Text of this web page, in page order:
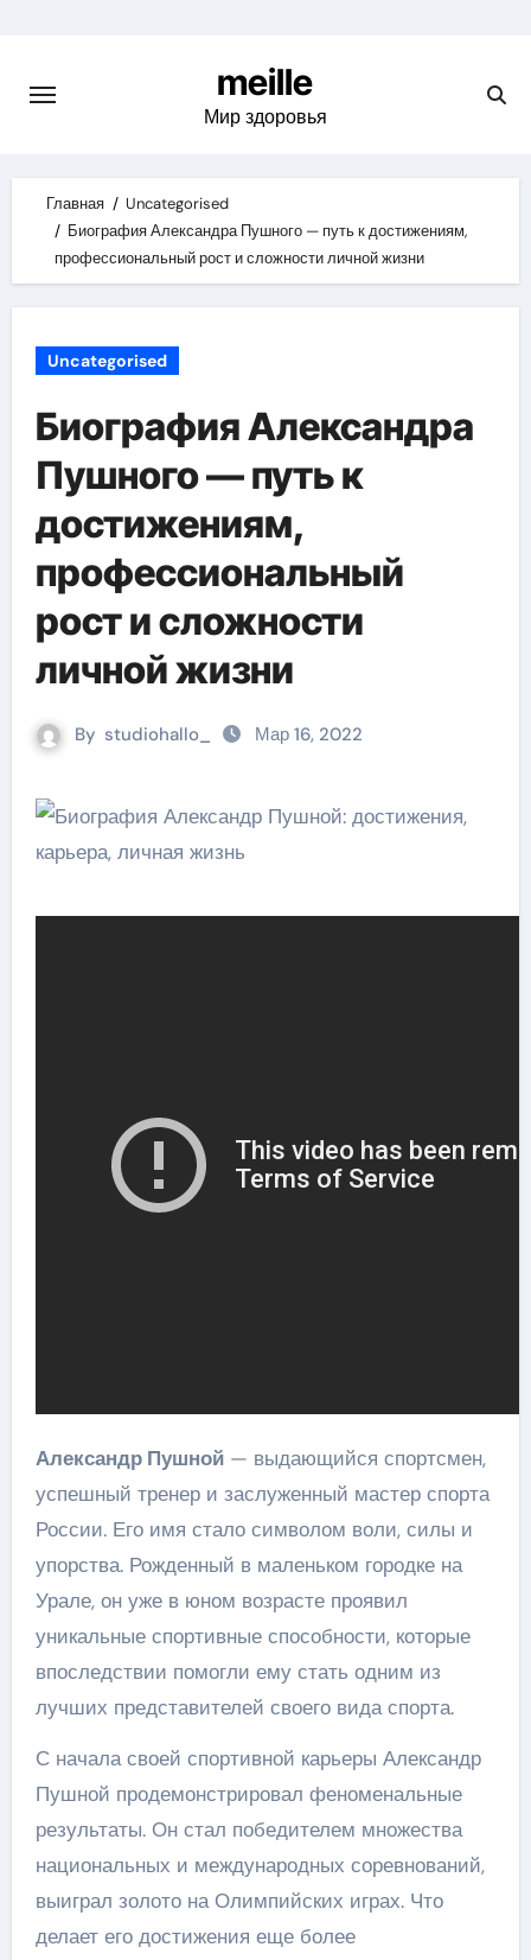
content
meille
Мир здоровья
Главная
Uncategorised
Биография Александра Пушного — путь к достижениям,
профессиональный рост и сложности личной жизни
Uncategorised
Биография Александра
Пушного — путь к
достижениям,
профессиональный
рост и сложности
личной жизни
By studiohallo_ Мар 16, 2022
Александр Пушной— выдающийся спортсмен,
успешный тренер и заслуженный мастер спорта
России. Его имя стало символом воли, силы и
упорства. Рожденный в маленьком городке на
Урале, он уже в юном возрасте проявил
уникальные спортивные способности, которые
впоследствии помогли ему стать одним из
лучших представителей своего вида спорта.
С начала своей спортивной карьеры Александр
Пушной продемонстрировал феноменальные
результаты. Он стал победителем множества
национальных и международных соревнований,
выиграл золото на Олимпийских играх. Что
делает его достижения еще более